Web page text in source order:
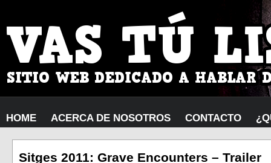
HOME ACERCA DE NOSOTROS CONTACTO
Sitges 2011: Grave Encounters – Trailer